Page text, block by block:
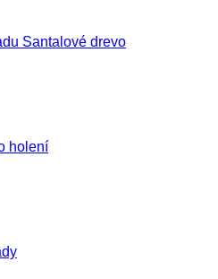
Santalové drevo
holení